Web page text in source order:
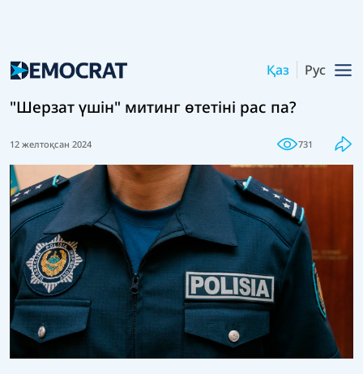
Қаз Рус
"Шерзат үшін" митинг өтетіні рас па?
12 желтоқсан 2024 731